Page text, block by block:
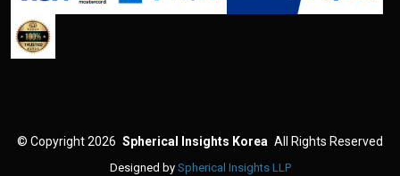
© Copyright 2026 Spherical Insights Korea All Rights Reserved
Designed by Spherical Insights LLP